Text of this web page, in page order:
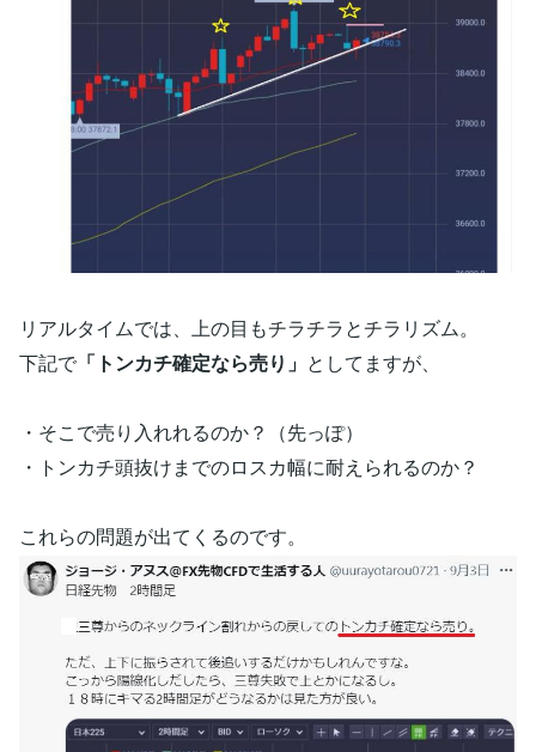
リアルタイムでは、上の目もチラチラとチラリズム。
下記で 「トンカチ確定なら売り」 としてますが、
・そこで売り入れれるのか？（先っぽ）
・トンカチ頭抜けまでのロスカ幅に耐えられるのか？
これらの問題が出てくるのです。